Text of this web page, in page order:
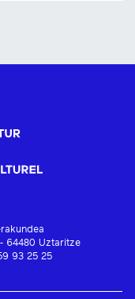
64480 Uztaritze
93 25 25